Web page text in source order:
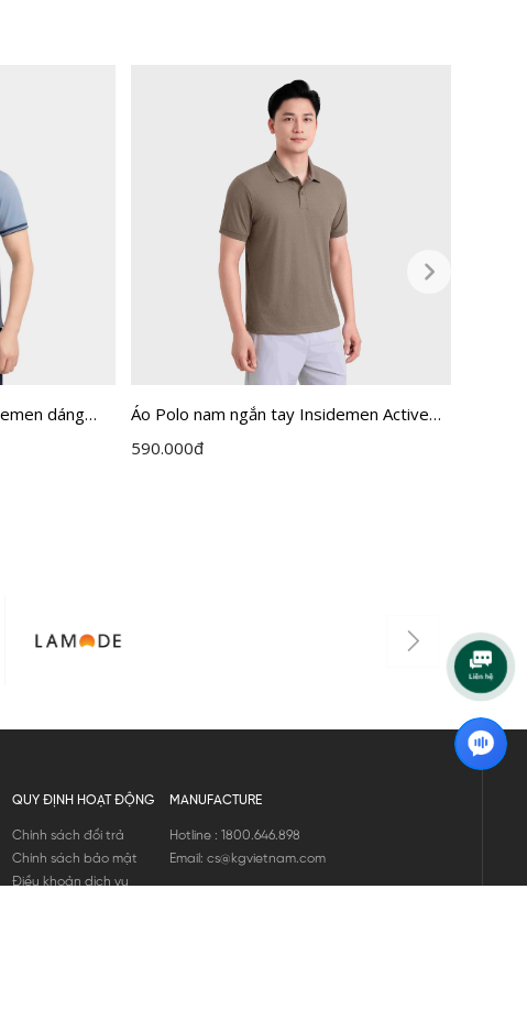
dáng
Áo Polo nam ngắn tay Insidemen Active
dáng Regular IPS114EDP01
590.000đ
QUY ĐỊNH HOẠT ĐỘNG
Chính sách đổi trả
Chính sách bảo mật
Điều khoản dịch vụ
MANUFACTURE
Hotline : 1800.646.898
Email: cs@kgvietnam.com